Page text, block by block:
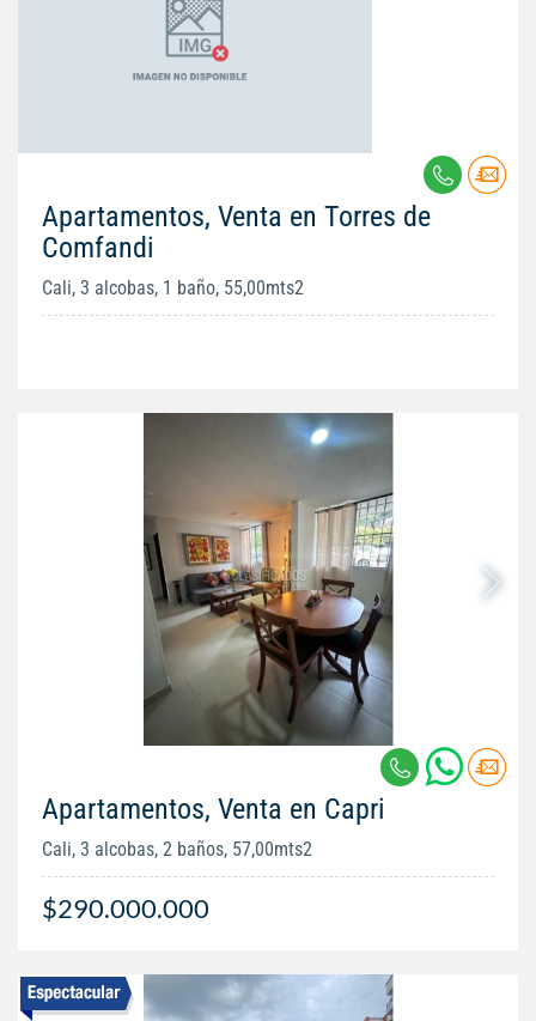
Apartamentos, Venta en Torres de
Comfandi
Cali, 3 alcobas, 1 baño, 55,00mts2
Apartamentos, Venta en Capri
Cali, 3 alcobas, 2 baños, 57,00mts2
$290.000.000